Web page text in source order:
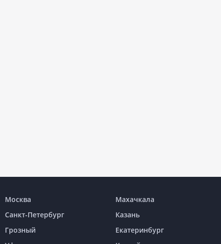
Москва
Махачкала
Санкт-Петербург
Казань
Грозный
Екатеринбург